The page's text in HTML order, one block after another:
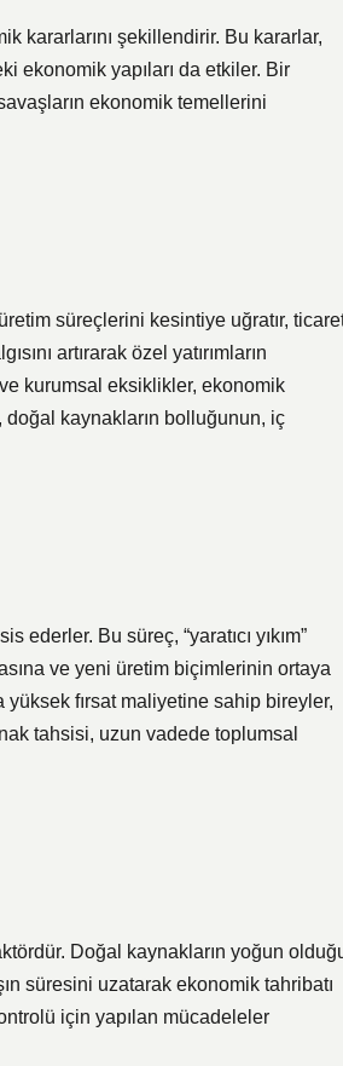
kararlarını şekillendirir. Bu kararlar,
ekonomik yapıları da etkiler. Bir
ekonomik temellerini
süreçlerini kesintiye uğratır,
artırarak özel yatırımların
kurumsal eksiklikler, ekonomik
doğal kaynakların bolluğunun, iç
Bu süreç, “yaratıcı yıkım”
ve yeni üretim biçimlerinin ortaya
yüksek fırsat maliyetine sahip bireyler,
tahsisi, uzun vadede toplumsal
Doğal kaynakların yoğun
süresini uzatarak ekonomik tahribatı
için yapılan mücadeleler